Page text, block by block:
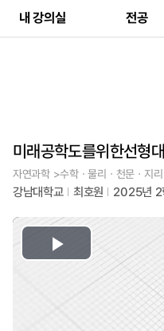
내 강의실 전공
미래공학도를위한선형
자연과학 >수학ㆍ물리ㆍ천문ㆍ지
강남대학교 최호원 2025년 2
Play